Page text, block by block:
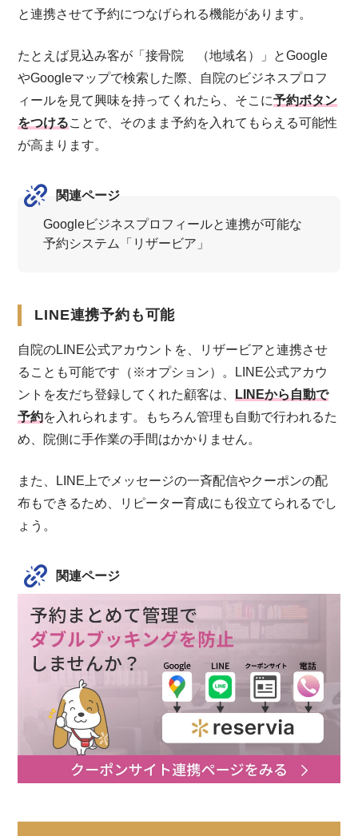
と連携させて予約につなげられる機能があります。
たとえば見込み客が「接骨院 （地域名）」とGoogle
やGoogleマップで検索した際、自院のビジネスプロフ
ィールを見て興味を持ってくれたら、そこに予約ボタン
をつけることで、そのまま予約を入れてもらえる可能性
が高まります。
関連ページ
Googleビジネスプロフィールと連携が可能な
予約システム「リザービア」
LINE連携予約も可能
自院のLINE公式アカウントを、リザービアと連携させ
ることも可能です（※オプション）。LINE公式アカウ
ントを友だち登録してくれた顧客は、
LINEから自動で
予約を入れられます。もちろん管理も自動で行われるた
め、院側に手作業の手間はかかりません。
また、LINE上でメッセージの一斉配信やクーポンの配
布もできるため、リピーター育成にも役立てられるでし
ょう。
関連ページ